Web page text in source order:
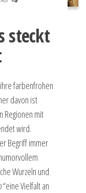
steckt
farbenfrohen
davon ist
Regionen mit
wird.
Begriff immer
Wurzeln und
eine Vielfalt an